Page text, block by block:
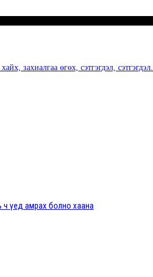
захиалгаа өгөх, сэтгэгдэл, сэтгэгдэл.
ч үед амрах болно хаана